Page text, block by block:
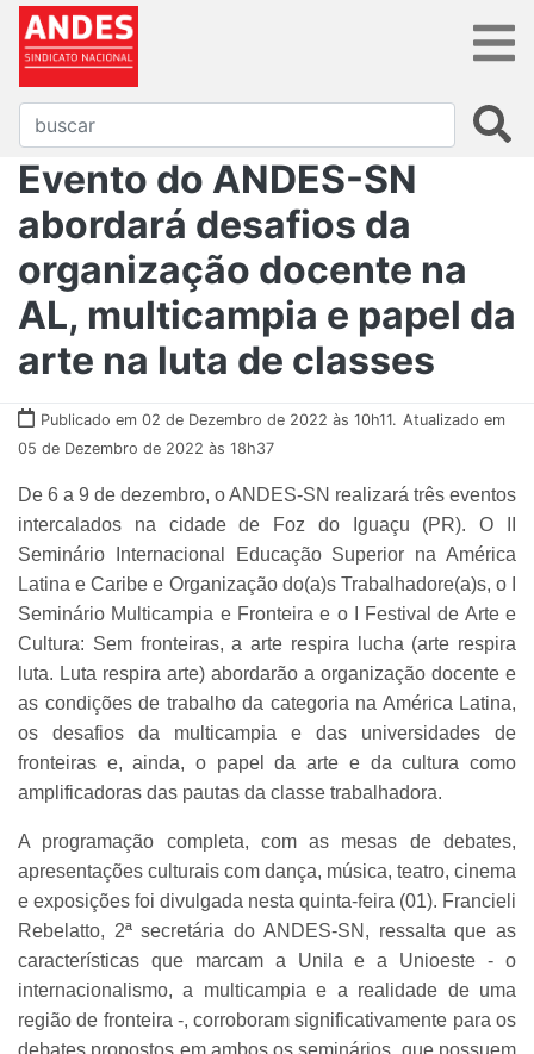
Evento do ANDES-SN
abordará desafios da
organização docente na
AL, multicampia e papel da
arte na luta de classes
Publicado em 02 de Dezembro de 2022 às 10h11. Atualizado em
05 de Dezembro de 2022 às 18h37
De 6 a 9 de dezembro, o ANDES-SN realizará três eventos
intercalados na cidade de Foz do Iguaçu (PR). O II
Seminário Internacional Educação Superior na América
Latina e Caribe e Organização do(a)s Trabalhadore(a)s, o I
Seminário Multicampia e Fronteira e o I Festival de Arte e
Cultura: Sem fronteiras, a arte respira lucha (arte respira
luta. Luta respira arte) abordarão a organização docente e
as condições de trabalho da categoria na América Latina,
os desafios da multicampia e das universidades de
fronteiras e, ainda, o papel da arte e da cultura como
amplificadoras das pautas da classe trabalhadora.
A programação completa, com as mesas de debates,
apresentações culturais com dança, música, teatro, cinema
e exposições foi divulgada nesta quinta-feira (01). Francieli
Rebelatto, 2ª secretária do ANDES-SN, ressalta que as
características que marcam a Unila e a Unioeste - o
internacionalismo, a multicampia e a realidade de uma
região de fronteira -, corroboram significativamente para os
debates propostos em ambos os seminários, que possuem